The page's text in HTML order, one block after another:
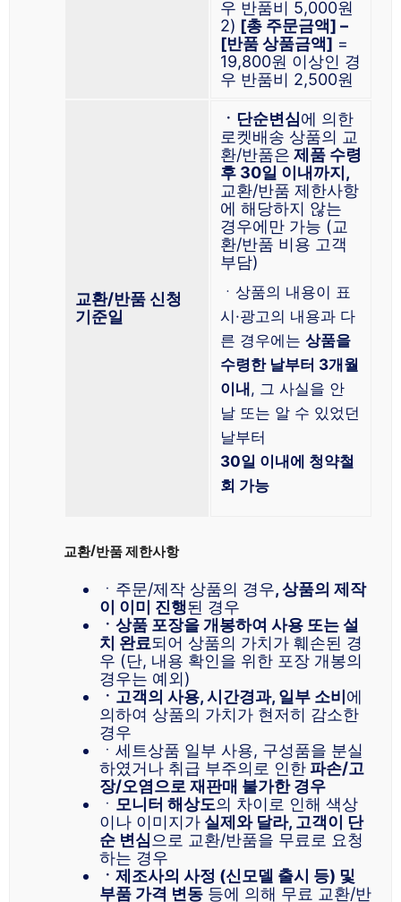
우 반품비 5,000원
2) [총 주문금액] –
[반품 상품금액] =
19,800원 이상인 경
우 반품비 2,500원
교환/반품 신청
기준일
ㆍ단순변심에 의한
로켓배송 상품의 교
환/반품은 제품 수령
후 30일 이내까지,
교환/반품 제한사항
에 해당하지 않는
경우에만 가능 (교
환/반품 비용 고객
부담)
ㆍ상품의 내용이 표
시·광고의 내용과 다
른 경우에는 상품을
수령한 날부터 3개월
이내, 그 사실을 안
날 또는 알 수 있었던
날부터
30일 이내에 청약철
회 가능
교환/반품 제한사항
ㆍ주문/제작 상품의 경우, 상품의 제작
이 이미 진행된 경우
ㆍ상품 포장을 개봉하여 사용 또는 설
치 완료되어 상품의 가치가 훼손된 경
우 (단, 내용 확인을 위한 포장 개봉의
경우는 예외)
ㆍ고객의 사용, 시간경과, 일부 소비에
의하여 상품의 가치가 현저히 감소한
경우
ㆍ세트상품 일부 사용, 구성품을 분실
하였거나 취급 부주의로 인한 파손/고
장/오염으로 재판매 불가한 경우
ㆍ 모니터 해상도의 차이로 인해 색상
이나 이미지가 실제와 달라, 고객이 단
순 변심 으로 교환/반품을 무료로 요청
하는 경우
ㆍ제조사의 사정 (신모델 출시 등) 및
부품 가격 변동 등에 의해 무료 교환/반